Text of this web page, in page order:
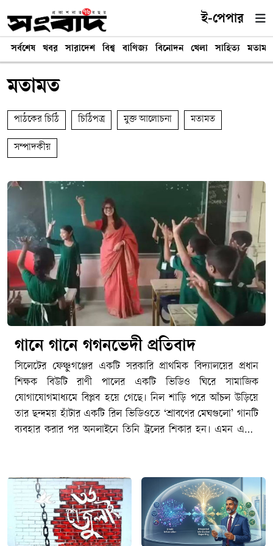
ই-পেপার
সর্বশেষ খবর সারাদেশ বিশ্ব বাণিজ্য বিনোদন খেলা সাহিত্য মতামত
মতামত
পাঠকের চিঠি চিঠিপত্র মুক্ত আলোচনা মতামত
সম্পাদকীয়
গানে গানে গগনভেদী প্রতিবাদ
সিলেটের ফেঞ্চুগঞ্জের একটি সরকারি প্রাথমিক বিদ্যালয়ের প্রধান
শিক্ষক বিউটি রাণী পালের একটি ভিডিও ঘিরে সামাজিক
যোগাযোগমাধ্যমে বিপ্লব হয়ে গেছে। নিল শাড়ি পরে আঁচল উড়িয়ে
তার ছন্দময় হাঁটার একটি রিল ভিডিওতে ‘শ্রাবণের মেঘগুলো’ গানটি
ব্যবহার করার পর অনলাইনে তিনি ট্রলের শিকার হন। এমন একটি
প্রকাশের মাধ্যমে তার পাশে দাঁড়ান। শুধু ট্রল নয়, বিউটি পালের
ভিডিও সরকারি কর্মচারীদের আচরণবিধি বা সামাজিক
যোগাযোগমাধ্যম ব্যবহারের নীতিমালা লঙ্ঘন করেছে কিনা, তা যাচাই
করে প্রশাসনিক ব্যবস্থা নেয়ার প্রস্তুতি নিতে যাচ্ছিল স্থানীয় প্রাথমিক
শিক্ষা বিভাগ, প্রতিমন্ত্রীর বক্তব্যের পর থেমে যায় তদন্ত কমিটি গঠনের